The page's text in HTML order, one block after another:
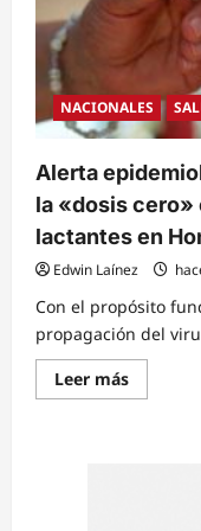
NACIONALES
Alerta
la «dosis cero»
lactantes en
Edwin Laínez
Con el propósito
propagación del
Leer másRead
more